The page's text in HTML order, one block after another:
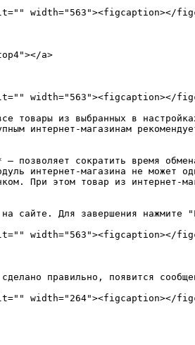
width="563"><figcaption></
a>
width="563"><figcaption></
товары из выбранных в
интернет-магазинам
позволяет сократить время
интернет-магазина не может
При этом товар из интернет-
сайте. Для завершения нажмите
width="563"><figcaption></
правильно, появится
width="264"><figcaption></